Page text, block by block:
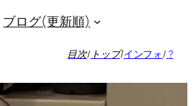
ブログ(更新順)
目次/ トップ/インフォ/?